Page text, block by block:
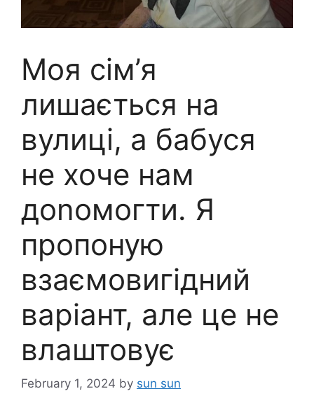
Моя сім’я
лишається на
вулиці, а бабуся
не хоче нам
доnомогти. Я
пропоную
взаємовигідний
варіант, але це не
влаштовує
February 1, 2024 by sun sun